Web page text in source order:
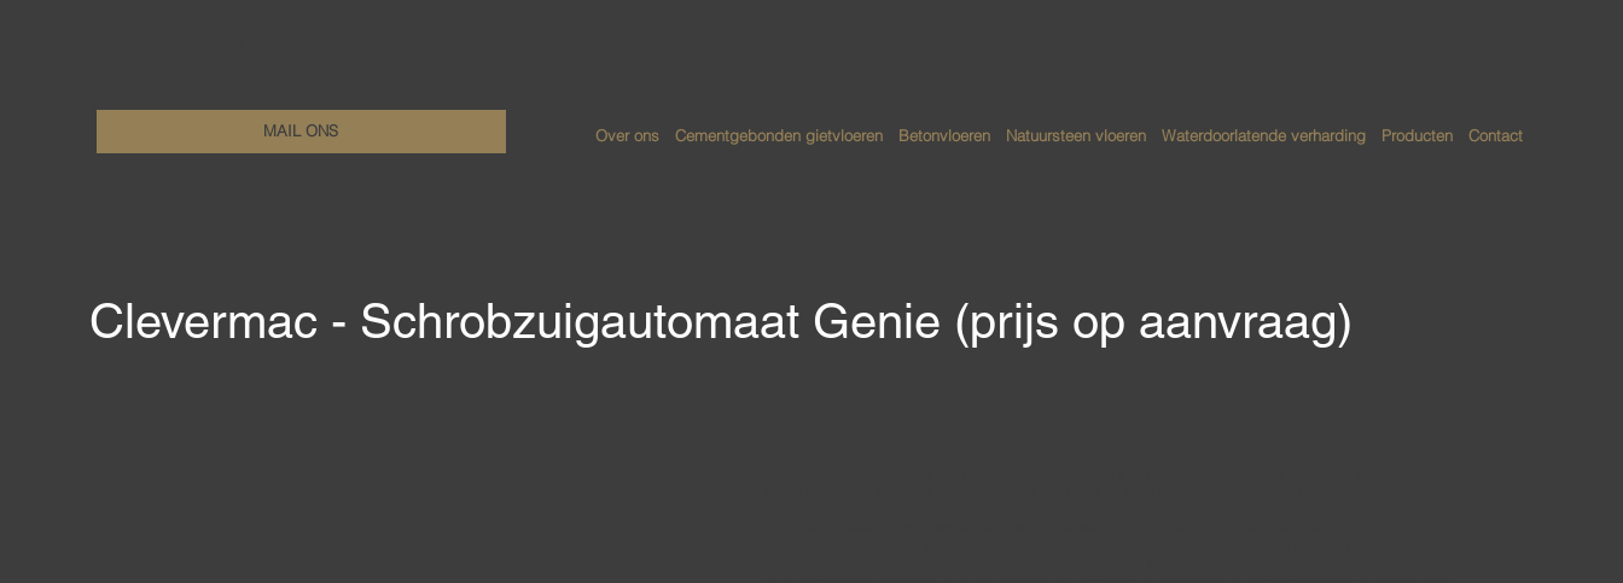
MAIL ONS Over ons Cementgebonden gietvloeren Betonvloeren Natuursteen vloeren Waterdoorlatende verharding Producten Contact
Clevermac - Schrobzuigautomaat Genie (prijs op aanvraag)